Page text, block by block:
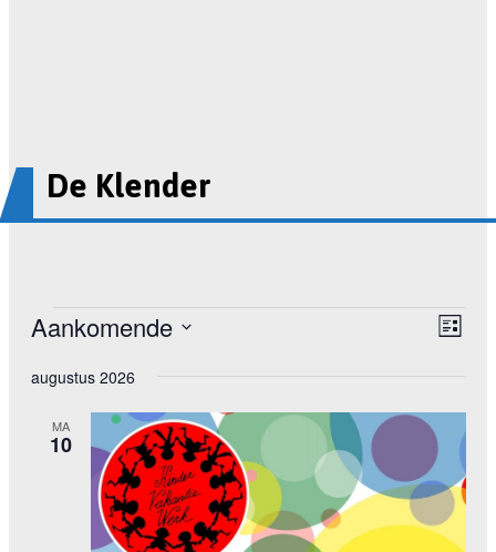
De Klender